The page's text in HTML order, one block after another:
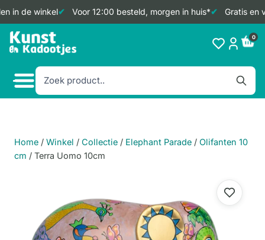
in de winkel Voor 12:00 besteld, morgen in huis* Gratis en
Doorgaan
naar
0
Home / Winkel / Collectie / Elephant Parade / Olifanten 10
cm / Terra Uomo 10cm